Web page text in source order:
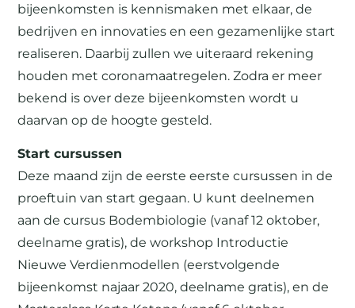
bijeenkomsten is kennismaken met elkaar, de
bedrijven en innovaties en een gezamenlijke start
realiseren. Daarbij zullen we uiteraard rekening
houden met coronamaatregelen. Zodra er meer
bekend is over deze bijeenkomsten wordt u
daarvan op de hoogte gesteld.
Start cursussen
Deze maand zijn de eerste eerste cursussen in de
proeftuin van start gegaan. U kunt deelnemen
aan de cursus Bodembiologie (vanaf 12 oktober,
deelname gratis), de workshop Introductie
Nieuwe Verdienmodellen (eerstvolgende
bijeenkomst najaar 2020, deelname gratis), en de